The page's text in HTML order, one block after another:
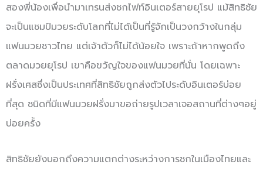
สองพี่น้องเพื่อนำมาเทรนส่งชกไฟท์อินเตอร์สายยุโรป แม้สิทธิชัย
จะเป็นแชมป์มวยระดับโลกที่ไม่ได้เป็นที่รู้จักเป็นวงกว้างในกลุ่ม
แฟนมวยชาวไทย แต่เจ้าตัวก็ไม่ได้น้อยใจ เพราะถ้าหากพูดถึง
ตลาดมวยยุโรป เขาคือขวัญใจของแฟนมวยที่นั่น โดยเฉพาะ
ฝรั่งเศสซึ่งเป็นประเทศที่สิทธิชัยถูกส่งตัวไประดับอินเตอร์บ่อย
ที่สุด ชนิดที่มีแฟนมวยฝรั่งมาขอถ่ายรูปเวลาเจอสถานที่ต่างๆอยู่
บ่อยครั้ง
สิทธิชัยยังบอกถึงความแตกต่างระหว่างการชกในเมืองไทยและ